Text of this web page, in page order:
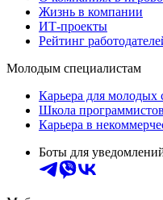
Жизнь в компании
ИТ-проекты
Рейтинг
Молодым специалистам
Карьера для молодых
Школа программистов
Карьера в
Боты для